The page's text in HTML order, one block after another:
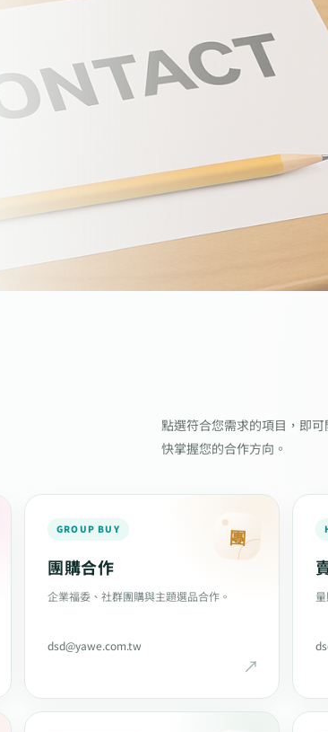
點選符合您需求的項目，即
快掌握您的合作方向。
團
GROUP BUY
團購合作
企業福委、社群團購與主題選品合作。
dsd@yawe.com.tw